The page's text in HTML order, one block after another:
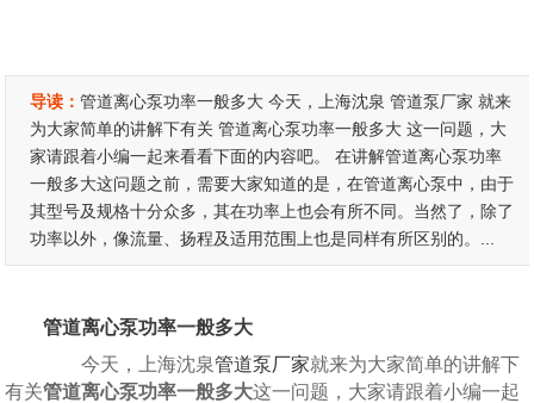
导读：管道离心泵功率一般多大 今天，上海沈泉 管道泵厂家 就来
为大家简单的讲解下有关 管道离心泵功率一般多大 这一问题，大
家请跟着小编一起来看看下面的内容吧。 在讲解管道离心泵功率
一般多大这问题之前，需要大家知道的是，在管道离心泵中，由于
其型号及规格十分众多，其在功率上也会有所不同。当然了，除了
功率以外，像流量、扬程及适用范围上也是同样有所区别的。...
管道离心泵功率一般多大
今天，上海沈泉管道泵厂家就来为大家简单的讲解下
有关管道离心泵功率一般多大这一问题，大家请跟着小编一起